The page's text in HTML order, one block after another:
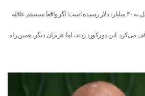
واردات کالا‌های قابل تولید در داخل به ۳۰ میلیارد دلار رسیده است! اگر واقعا سیستم عاقله
می‌کرد. این دو رکورد زدند، اما عزیزان دیگر، همین راه